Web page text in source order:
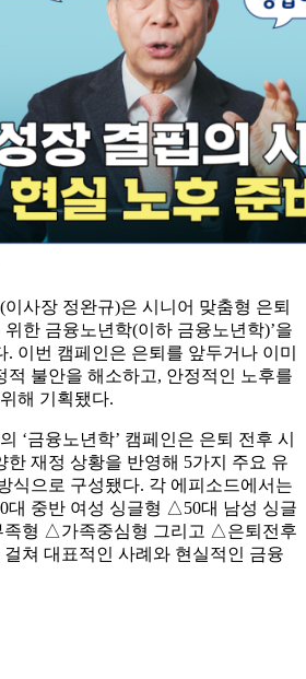
사장 정완규)은 시니어 맞춤형 은퇴
위한 금융노년학(이하 금융노년학)’을
이번 캠페인은 은퇴를 앞두거나 이미
적 불안을 해소하고, 안정적인 노후를
해 기획됐다.
‘금융노년학’ 캠페인은 은퇴 전후 시
한 재정 상황을 반영해 5가지 주요 유
식으로 구성됐다. 각 에피소드에서는
중반 여성 싱글형 △50대 남성 싱글
형 △가족중심형 그리고 △은퇴전후
쳐 대표적인 사례와 현실적인 금융